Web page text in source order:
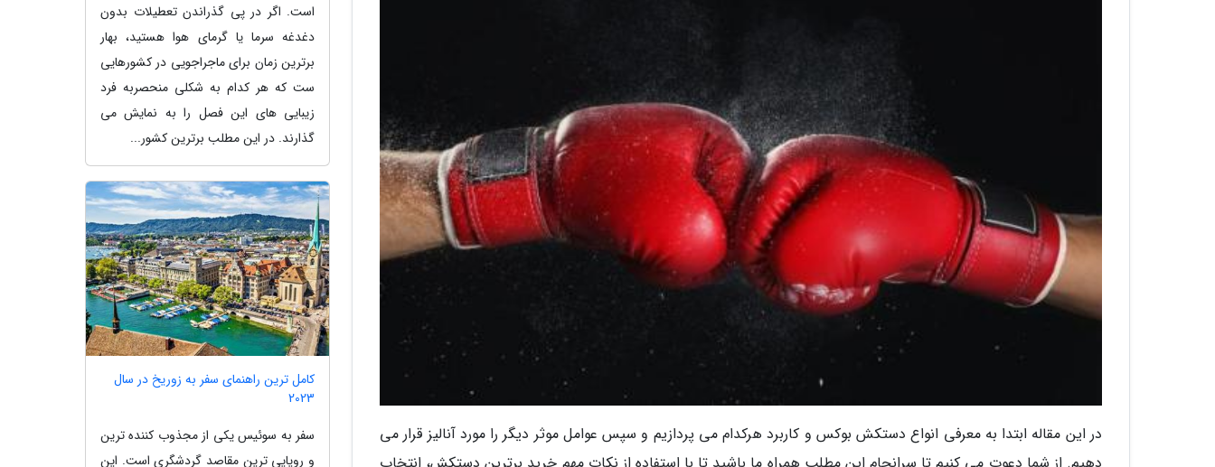
در این مقاله ابتدا به معرفی انواع دستکش بوکس و کاربرد هرکدام می پردازیم و سپس عوامل موثر دیگر را مورد آنالیز قرار می
است. اگر در پی گذراندن تعطیلات بدون
دغدغه سرما یا گرمای هوا هستید، بهار
برترین زمان برای ماجراجویی در کشورهایی
ست که هر کدام به شکلی منحصربه فرد
زیبایی های این فصل را به نمایش می
گذارند. در این مطلب برترین کشور...
کامل ترین راهنمای سفر به زوریخ در سال
2023
سفر به سوئیس یکی از مجذوب کننده ترین
و رویایی ترین مقاصد گردشگری است. این